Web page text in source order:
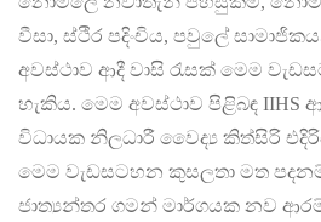
වීසා, ස්ථිර පදිංචිය, පවුලේ
අවස්ථාව ආදී වාසි රැසක් මෙම
හැකිය. මෙම අවස්ථාව පිළිබඳ IIHS
විධායක නිලධාරී වෛද්‍ය කිත්සිරි
මෙම වැඩසටහන කුසලතා මත
ජාත්‍යන්තර ගමන් මාර්ගයක නව